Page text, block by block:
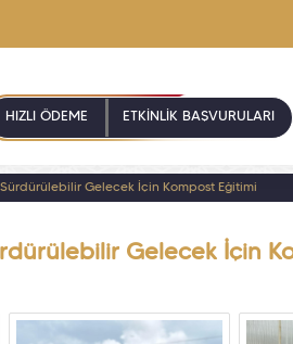
HIZLI ÖDEME ETKİNLİK BAŞVURULARI
Gelecek İçin Kompost Eğitimi
Gelecek İçin